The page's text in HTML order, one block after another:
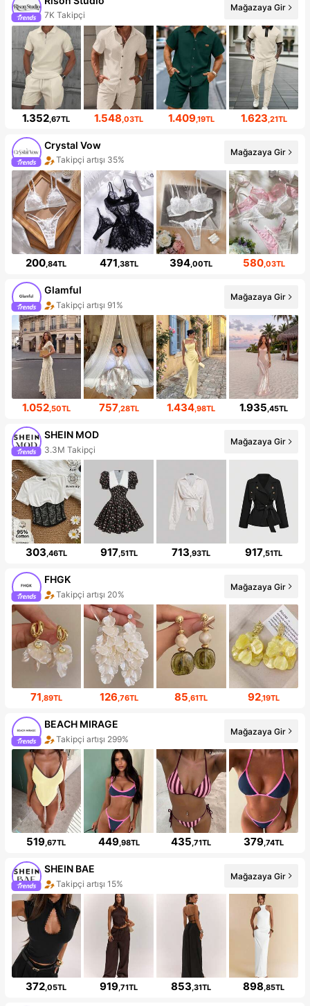
7K Takipçi
Mağazaya Gir
1.352,67TL 1.548,03TL 1.409,19TL 1.623,21TL
Crystal Vow
Takipçi artışı 35%
Mağazaya Gir
200,84TL 471,38TL 394,00TL 580,03TL
Glamful
Takipçi artışı 91%
Mağazaya Gir
1.052,50TL 757,28TL 1.434,98TL 1.935,45TL
SHEIN MOD
3.3M Takipçi
Mağazaya Gir
303,46TL 917,51TL 713,93TL 917,51TL
FHGK
Takipçi artışı 20%
Mağazaya Gir
71,89TL 126,76TL 85,61TL 92,19TL
BEACH MIRAGE
Takipçi artışı 299%
Mağazaya Gir
519,67TL 449,98TL 435,71TL 379,74TL
SHEIN BAE
Takipçi artışı 15%
Mağazaya Gir
372,05TL 919,71TL 853,31TL 898,85TL